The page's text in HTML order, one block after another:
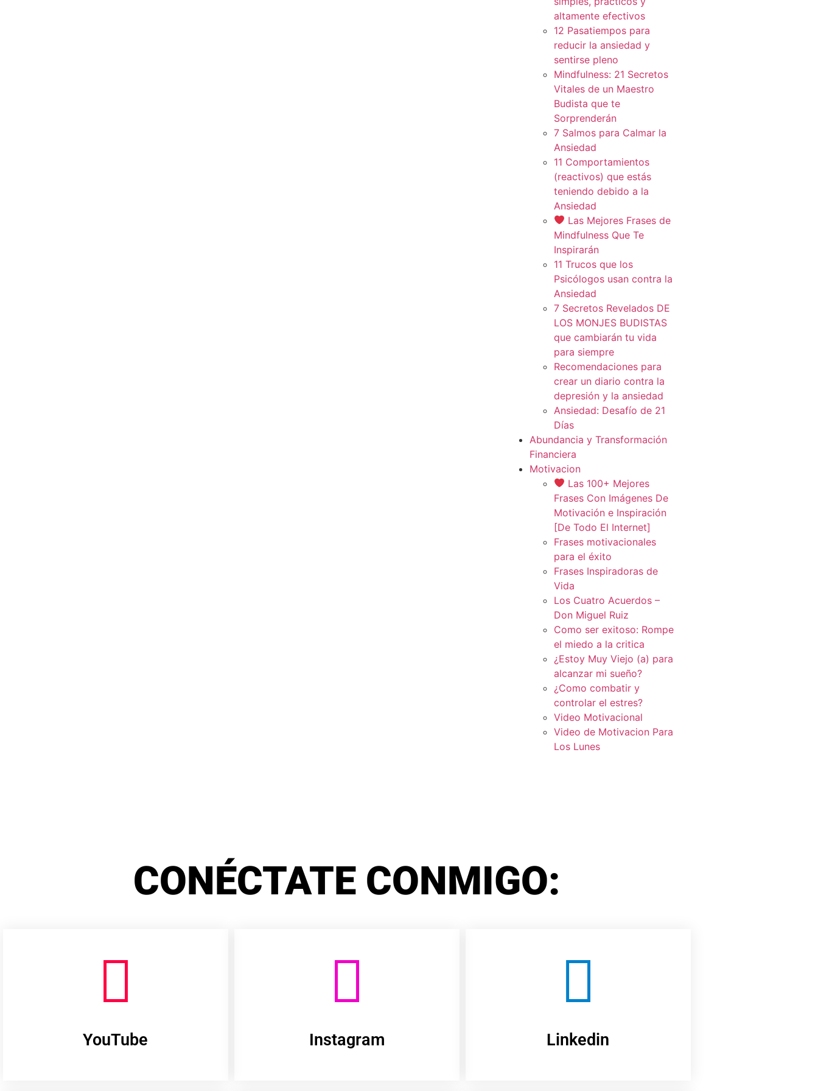
altamente efectivos
12 Pasatiempos para
reducir la ansiedad y
sentirse pleno
Mindfulness: 21 Secretos
Vitales de un Maestro
Budista que te
Sorprenderán
7 Salmos para Calmar la
Ansiedad
11 Comportamientos
(reactivos) que estás
teniendo debido a la
Ansiedad
Las Mejores Frases de
Mindfulness Que Te
Inspirarán
11 Trucos que los
Psicólogos usan contra la
Ansiedad
7 Secretos Revelados DE
LOS MONJES BUDISTAS
que cambiarán tu vida
para siempre
Recomendaciones para
crear un diario contra la
depresión y la ansiedad
Ansiedad: Desafío de 21
Días
Abundancia y Transformación
Financiera
Motivacion
Las 100+ Mejores
Frases Con Imágenes De
Motivación e Inspiración
[De Todo El Internet]
Frases motivacionales
para el éxito
Frases Inspiradoras de
Vida
Los Cuatro Acuerdos –
Don Miguel Ruiz
Como ser exitoso: Rompe
el miedo a la critica
¿Estoy Muy Viejo (a) para
alcanzar mi sueño?
¿Como combatir y
controlar el estres?
Video Motivacional
Video de Motivacion Para
Los Lunes
CONÉCTATE CONMIGO:
YouTube Instagram Linkedin